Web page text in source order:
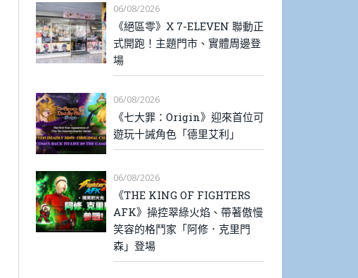
06/08/2026
《絕區零》X 7-ELEVEN 聯動正
式開跑！主題門市、實體周邊登
場
06/08/2026
《七大罪：Origin》迎來首位可
遊玩十誡角色「德里艾利」
06/08/2026
《THE KING OF FIGHTERS
AFK》操控翠綠火焰、帶著傲慢
笑容的格鬥家「阿修．克里門
森」登場